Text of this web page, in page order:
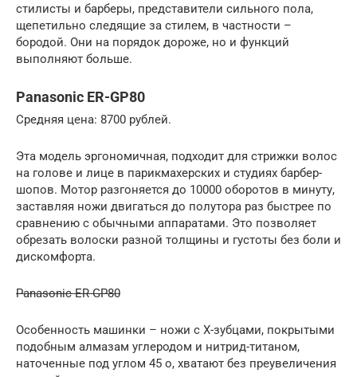
стилисты и барберы, представители сильного пола,
щепетильно следящие за стилем, в частности –
бородой. Они на порядок дороже, но и функций
выполняют больше.
Panasonic ER-GP80
Средняя цена: 8700 рублей.
Эта модель эргономичная, подходит для стрижки волос
на голове и лице в парикмахерских и студиях барбер-
шопов. Мотор разгоняется до 10000 оборотов в минуту,
заставляя ножи двигаться до полутора раз быстрее по
сравнению с обычными аппаратами. Это позволяет
обрезать волоски разной толщины и густоты без боли и
дискомфорта.
Panasonic ER-GP80
Особенность машинки – ножи с Х-зубцами, покрытыми
подобным алмазам углеродом и нитрид-титаном,
наточенные под углом 45 о, хватают без преувеличения